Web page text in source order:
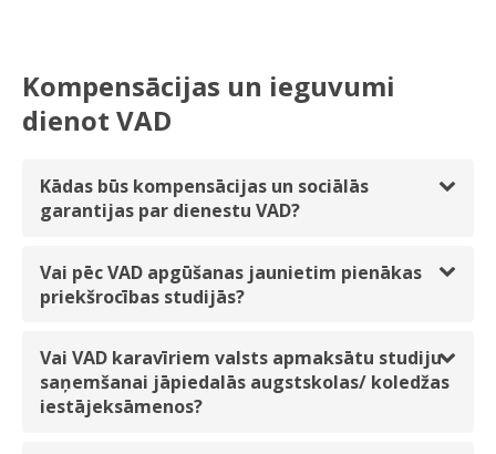
Kompensācijas un ieguvumi
dienot VAD
Kādas būs kompensācijas un sociālās
garantijas par dienestu VAD?
Vai pēc VAD apgūšanas jaunietim pienākas
priekšrocības studijās?
Vai VAD karavīriem valsts apmaksātu studiju
saņemšanai jāpiedalās augstskolas/ koledžas
iestājeksāmenos?